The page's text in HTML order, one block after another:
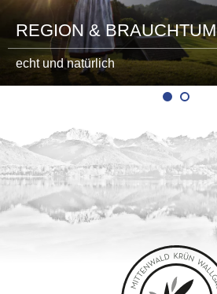
REGION & BRAUCHTUM
echt und natürlich